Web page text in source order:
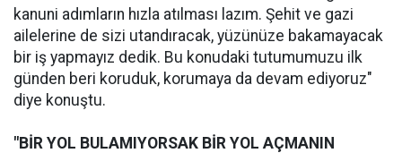
kanuni adımların hızla atılması lazım. Şehit ve gazi
ailelerine de sizi utandıracak, yüzünüze bakamayacak
bir iş yapmayız dedik. Bu konudaki tutumumuzu ilk
günden beri koruduk, korumaya da devam ediyoruz"
diye konuştu.
"BİR YOL BULAMIYORSAK BİR YOL AÇMANIN